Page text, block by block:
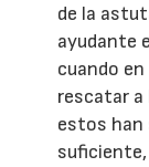
de la
ayudante
cuando
rescatar a
estos han